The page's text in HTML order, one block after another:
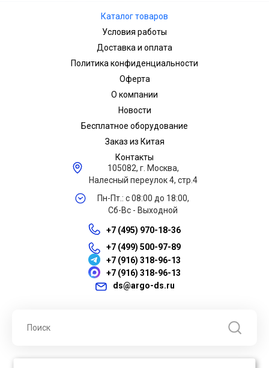
Каталог товаров
Условия работы
Доставка и оплата
Политика конфиденциальности
Оферта
О компании
Новости
Бесплатное оборудование
Заказ из Китая
Контакты
105082, г. Москва,
Налесный переулок 4, стр.4
Пн-Пт.: с 08:00 до 18:00,
Сб-Вс - Выходной
+7 (495) 970-18-36
+7 (499) 500-97-89
+7 (916) 318-96-13
+7 (916) 318-96-13
ds@argo-ds.ru